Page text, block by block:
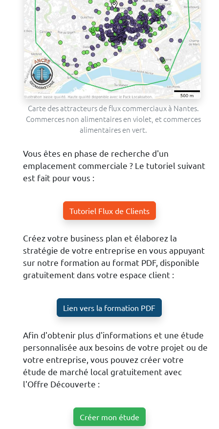
Carte des attracteurs de flux commerciaux à Nantes.
Commerces non alimentaires en violet, et commerces
alimentaires en vert.
Vous êtes en phase de recherche d'un
emplacement commerciale ? Le tutoriel suivant
est fait pour vous :
Tutoriel Flux de Clients
Créez votre business plan et élaborez la
stratégie de votre entreprise en vous appuyant
sur notre formation au format PDF, disponible
gratuitement dans votre espace client :
Lien vers la formation PDF
Afin d'obtenir plus d'informations et une étude
personnalisée aux besoins de votre projet ou de
votre entreprise, vous pouvez créer votre
étude de marché local gratuitement avec
l'Offre Découverte :
Créer mon étude